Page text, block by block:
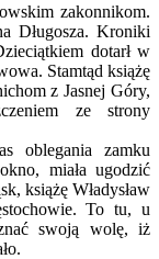
zakonnikom.
Długosza. Kroniki
dotarł w
Stamtąd książę
z Jasnej Góry,
ze strony
oblegania zamku
miała ugodzić
książę Władysław
To tu, u
swoją wolę, iż